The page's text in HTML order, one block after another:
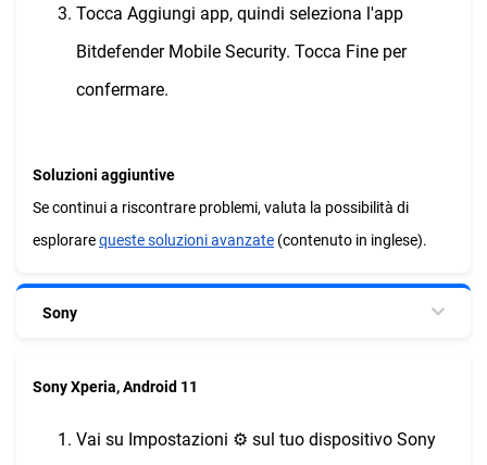
Tocca Aggiungi app, quindi seleziona l'app
Bitdefender Mobile Security. Tocca Fine per
confermare.
Soluzioni aggiuntive
Se continui a riscontrare problemi, valuta la possibilità di
esplorarequeste soluzioni avanzate (contenuto in inglese).
Sony
Sony Xperia, Android 11
Vai su Impostazioni ⚙︎ sul tuo dispositivo Sony